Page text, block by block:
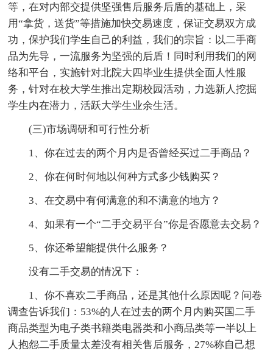
等，在对内部交提供坚强售后服务后盾的基础上，采
用“拿货，送货”等措施加快交易速度，保证交易双方成
功，保护我们学生自己的利益，我们的宗旨：以二手商
品为先导，一流服务为坚强的后盾！同时利用我们的网
络和平台，实施针对北院大四毕业生提供全面人性服
务，针对在校大学生推出定期校园活动，力选新人挖掘
学生内在潜力，活跃大学生业余生活。
(三)市场调研和可行性分析
1、你在过去的两个月内是否曾经买过二手商品？
2、你在何时何地以何种方式多少钱购买？
3、在交易中有何满意的和不满意的地方？
4、如果有一个“二手交易平台”你是否愿意去交易？
5、你还希望能提供什么服务？
没有二手交易的情况下：
1、你不喜欢二手商品，还是其他什么原因呢？问卷
调查告诉我们：53%的人在过去的两个月内购买国二手
商品类型为电子类书籍类电器类和小商品类等一半以上
人抱怨二手质量太差没有相关售后服务，27%称自己想